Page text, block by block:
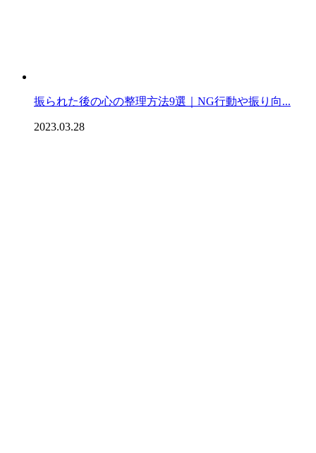
振られた後の心の整理方法9選｜NG行動や振り向...
2023.03.28